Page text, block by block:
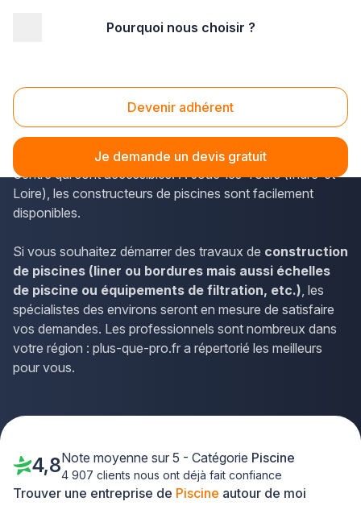
Pourquoi nous choisir ?
Devenir adhérent
Je demande un devis gratuit
Piscine Joué-lès-Tours (37300)
Le répertoire de plus-que-pro.fr permet de trouver les
informations de contact des professionnels de la région
Centre qui sont accessibles. À Joué-lès-Tours (Indre-et-
Loire), les constructeurs de piscines sont facilement
disponibles.
Si vous souhaitez démarrer des travaux de construction
de piscines (liner ou bordures mais aussi échelles
de piscine ou équipements de filtration, etc.), les
spécialistes des environs seront en mesure de satisfaire
vos demandes. Les professionnels sont nombreux dans
votre région : plus-que-pro.fr a répertorié les meilleurs
pour vous.
Trouver une entreprise de Piscine autour de moi
4,8Note moyenne sur 5 - Catégorie Piscine
4 907 clients nous ont déjà fait confiance